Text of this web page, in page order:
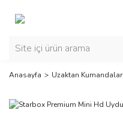
Anasayfa Uzaktan Kumandalar